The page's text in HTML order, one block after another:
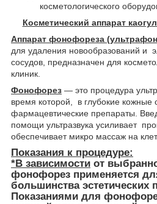
косметологического
Косметический аппарат
Аппарат фонофореза
для удаления новообразований и
сосудов, предназначен для
клиник.
Фонофорез ― это процедура
время которой, в глубокие кожные
фармацевтические препараты.
помощи ультразвука усиливает
обеспечивает микро массаж на
Показания к процедуре:
*В зависимости от
фонофорез применяется
большинства эстетических
Показаниями для